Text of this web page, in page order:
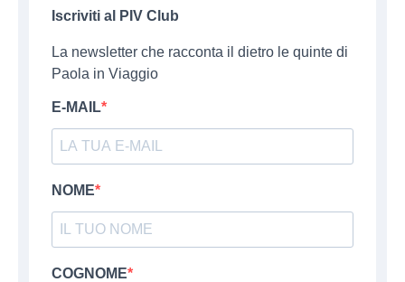
Iscriviti al PIV Club
La newsletter che racconta il dietro le quinte di
Paola in Viaggio
E-MAIL
NOME
COGNOME